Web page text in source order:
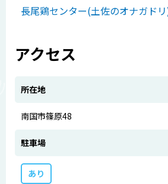
長尾鶏センター(土佐のオナガド
アクセス
所在地
南国市篠原48
駐車場
あり